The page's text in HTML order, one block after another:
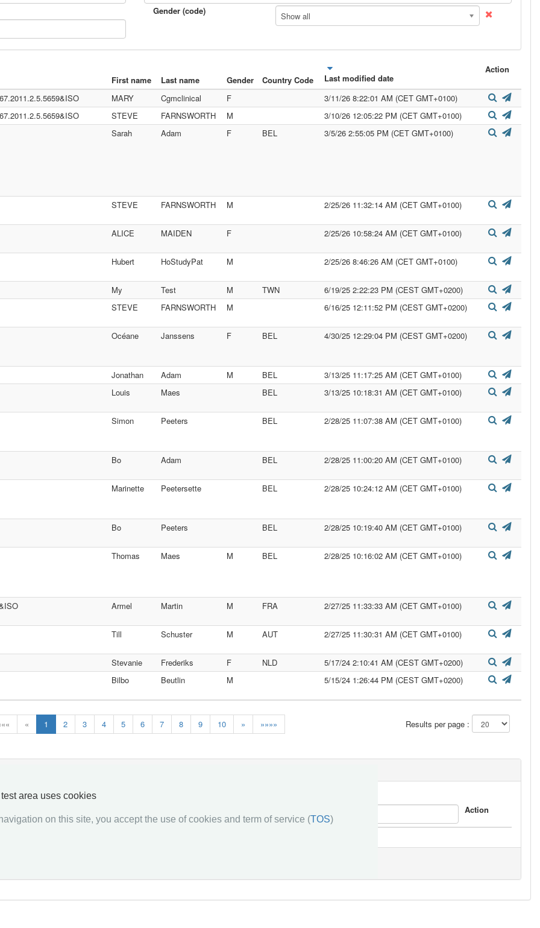
Gender (code) Show all
First name Last name Gender Country Code Last modified date
Action
« 1 2 3 4 5 6 7 8 9 10 » »»»» Results per page :
MARY Cgmclinical F
3/11/26 8:22:01 AM (CET GMT+0100)
STEVE FARNSWORTH M
3/10/26 12:05:22 PM (CET GMT+0100)
Sarah Adam F BEL 3/5/26 2:55:05 PM (CET GMT+0100)
STEVE FARNSWORTH M 2/25/26 11:32:14 AM (CET GMT+0100)
ALICE MAIDEN F 2/25/26 10:58:24 AM (CET GMT+0100)
Hubert HoStudyPat M 2/25/26 8:46:26 AM (CET GMT+0100)
My Test M TWN
6/19/25 2:22:23 PM (CEST GMT+0200)
STEVE FARNSWORTH M 6/16/25 12:11:52 PM (CEST GMT+0200)
Océane Janssens F BEL 4/30/25 12:29:04 PM (CEST GMT+0200)
Jonathan Adam M BEL
3/13/25 11:17:25 AM (CET GMT+0100)
Louis Maes BEL 3/13/25 10:18:31 AM (CET GMT+0100)
Simon Peeters BEL 2/28/25 11:07:38 AM (CET GMT+0100)
Bo Adam BEL 2/28/25 11:00:20 AM (CET GMT+0100)
Marinette Peetersette BEL 2/28/25 10:24:12 AM (CET GMT+0100)
Bo Peeters BEL 2/28/25 10:19:40 AM (CET GMT+0100)
Thomas Maes M BEL 2/28/25 10:16:02 AM (CET GMT+0100)
Armel Martin M FRA 2/27/25 11:33:33 AM (CET GMT+0100)
Till Schuster M AUT 2/27/25 11:30:31 AM (CET GMT+0100)
Stevanie Frederiks F NLD
5/17/24 2:10:41 AM (CEST GMT+0200)
Bilbo Beutlin M 5/15/24 1:26:44 PM (CEST GMT+0200)
Responder Request
Action
area uses cookies
on this site, you accept the use of cookies and term of service (TOS)